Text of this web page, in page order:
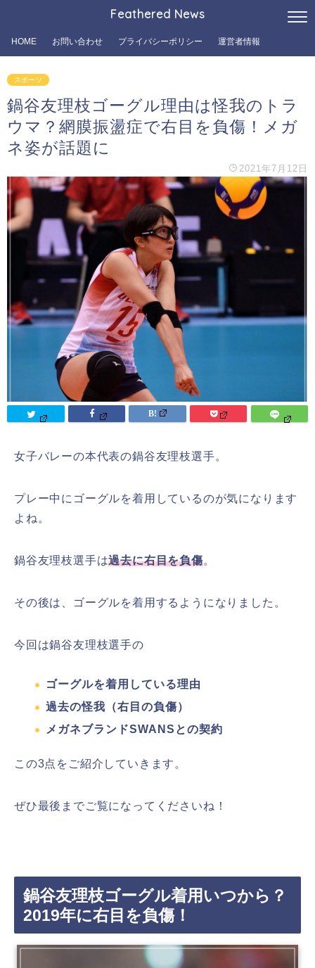
Feathered News
HOME お問い合わせ プライバシーポリシー 運営者情報
スポーツ
鍋谷友理枝ゴーグル理由は怪我のトラ
ウマ？網膜振盪症で右目を負傷！メガ
ネ姿が話題に
2021年7月12日
女子バレーの本代表の鍋谷友理枝選手。
プレー中にゴーグルを着用しているのが気になります
よね。
鍋谷友理枝選手は過去に右目を負傷。
その後は、ゴーグルを着用するようになりました。
今回は鍋谷友理枝選手の
ゴーグルを着用している理由
過去の怪我（右目の負傷）
メガネブランドSWANSとの契約
この3点をご紹介していきます。
ぜひ最後までご覧になってくださいね！
鍋谷友理枝ゴーグル着用いつから？
2019年に右目を負傷！